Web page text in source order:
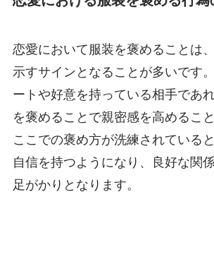
恋愛において服装を褒めることは
示すサインとなることが多いです
ートや好意を持っている相手であ
を褒めることで親密感を高めるこ
ここでの褒め方が洗練されている
自信を持つようになり、良好な関
足がかりとなります。